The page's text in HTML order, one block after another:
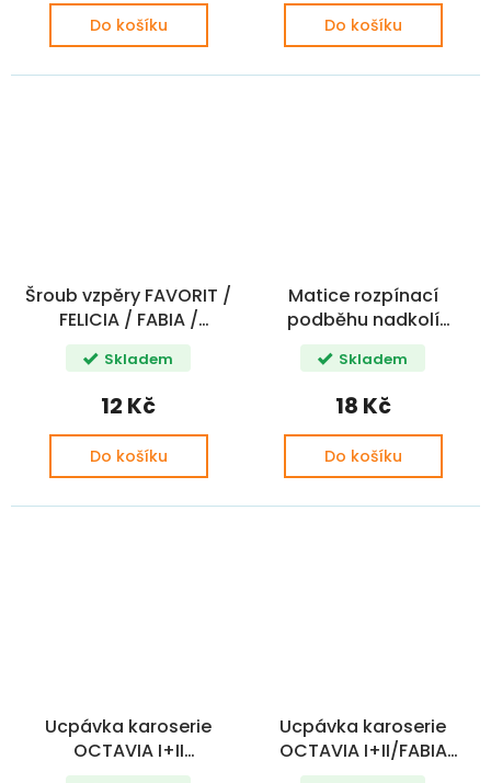
Do košíku Do košíku
Šroub vzpěry FAVORIT /
FELICIA / FABIA /
OCTAVIA / VW 34mm
OE
Skladem
12 Kč
Do košíku
Matice rozpínací
podběhu nadkolí
Skladem
18 Kč
Do košíku
Ucpávka karoserie
OCTAVIA I+II
FABIA/ROOMSTER/RAPID/YETI/SUPERB
Ucpávka karoserie
OCTAVIA I+II/FABIA
I+II/ROOMSTER 25x40